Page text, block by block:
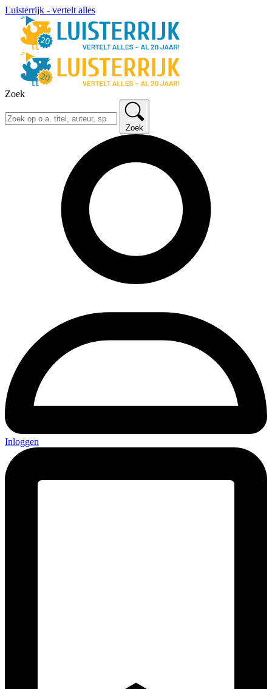
Luisterrijk - vertelt alles
Zoek
Zoek
Inloggen